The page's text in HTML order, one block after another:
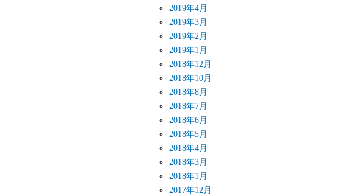
2019年4月
2019年3月
2019年2月
2019年1月
2018年12月
2018年10月
2018年8月
2018年7月
2018年6月
2018年5月
2018年4月
2018年3月
2018年1月
2017年12月